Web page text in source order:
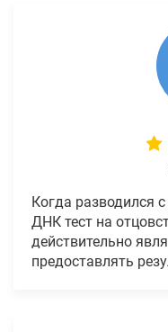
Когда разводился
ДНК тест на
действительно
предоставлять